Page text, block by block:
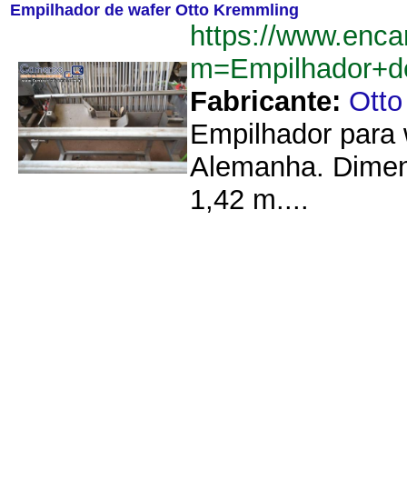
Empilhador de wafer Otto Kremmling
https://
Fabricante:
Empilhador
Alemanha.
1,42 m....